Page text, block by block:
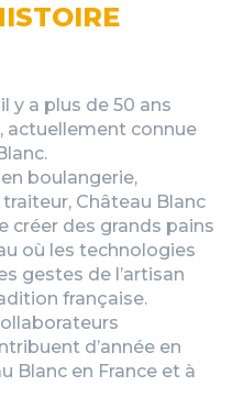
y a plus de 50 ans
actuellement connue
boulangerie,
Château Blanc
créer des grands pains
où les technologies
gestes de l’artisan
française.
d’année en
Blanc en France et à